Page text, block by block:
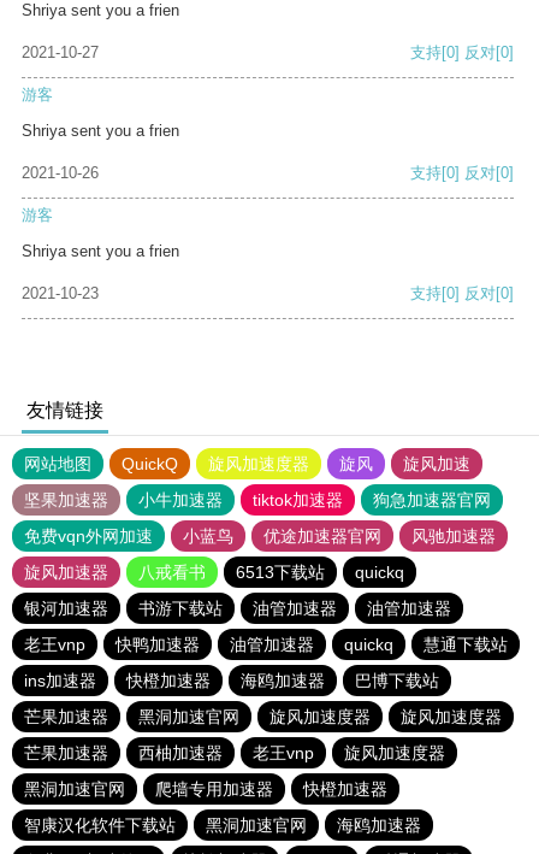
Shriya sent you a frien
2021-10-27 支持[0] 反对[0]
游客
Shriya sent you a frien
2021-10-26 支持[0] 反对[0]
游客
Shriya sent you a frien
2021-10-23 支持[0] 反对[0]
友情链接
网站地图 QuickQ 旋风加速度器 旋风
旋风加速
坚果加速器
小牛加速器 tiktok加速器
狗急加速器官网
免费vqn外网加速
小蓝鸟 优途加速器官网
风驰加速器
旋风加速器
八戒看书 6513下载站
quickq
银河加速器
书游下载站 油管加速器
油管加速器
老王vnp
快鸭加速器 油管加速器 quickq
慧通下载站
ins加速器
快橙加速器 海鸥加速器
巴博下载站
芒果加速器
黑洞加速官网 旋风加速度器
旋风加速度器
芒果加速器
西柚加速器 老王vnp
旋风加速度器
黑洞加速官网
爬墙专用加速器
快橙加速器
智康汉化软件下载站
黑洞加速官网
海鸥加速器